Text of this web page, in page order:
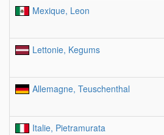
Mexique, Leon
Lettonie, Kegums
Allemagne, Teuschenthal
Italie, Pietramurata